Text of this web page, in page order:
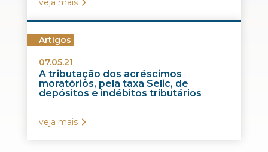
veja mais
Artigos
07.05.21
A tributação dos acréscimos
moratórios, pela taxa Selic, de
depósitos e indébitos tributários
veja mais